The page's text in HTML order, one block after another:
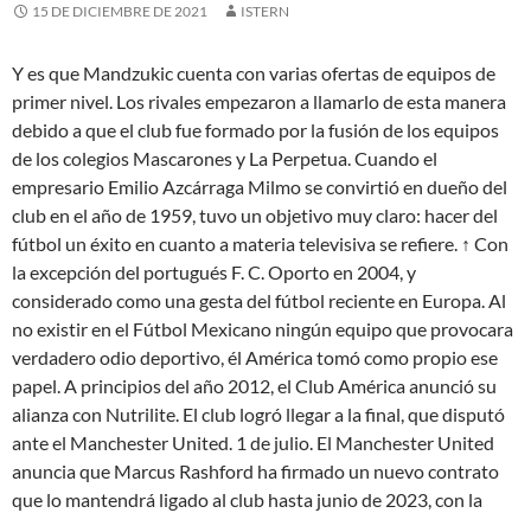
15 DE DICIEMBRE DE 2021 ISTERN
Y es que Mandzukic cuenta con varias ofertas de equipos de
primer nivel. Los rivales empezaron a llamarlo de esta manera
debido a que el club fue formado por la fusión de los equipos
de los colegios Mascarones y La Perpetua. Cuando el
empresario Emilio Azcárraga Milmo se convirtió en dueño del
club en el año de 1959, tuvo un objetivo muy claro: hacer del
fútbol un éxito en cuanto a materia televisiva se refiere. ↑ Con
la excepción del portugués F. C. Oporto en 2004, y
considerado como una gesta del fútbol reciente en Europa. Al
no existir en el Fútbol Mexicano ningún equipo que provocara
verdadero odio deportivo, él América tomó como propio ese
papel. A principios del año 2012, el Club América anunció su
alianza con Nutrilite. El club logró llegar a la final, que disputó
ante el Manchester United. 1 de julio. El Manchester United
anuncia que Marcus Rashford ha firmado un nuevo contrato
que lo mantendrá ligado al club hasta junio de 2023, con la